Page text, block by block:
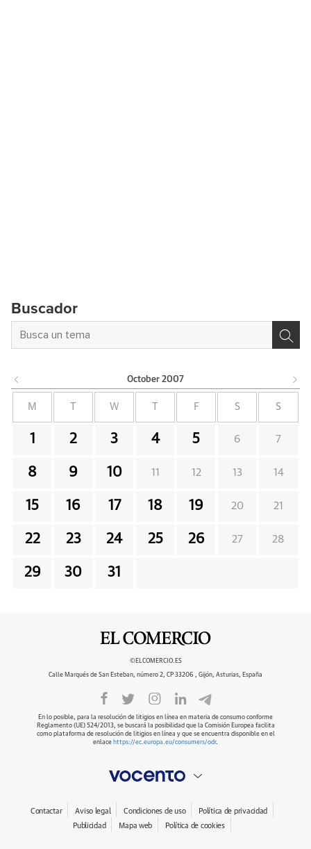
Buscador
October 2007
M W F S S
1 2 3 4 5 6 7
8 9 10 11 12 13 14
15 16 17 18 19 20 21
22 23 24 25 26 27 28
29 30 31
©ELCOMERCIO.ES
Calle Marqués de San Esteban, número 2, CP 33206 , Gijón, Asturias, España
En lo posible, para la resolución de litigios en línea en materia de consumo conforme
Reglamento (UE) 524/2013, se buscará la posibilidad que la Comisión Europea facilita
como plataforma de resolución de litigios en línea y que se encuentra disponible en el
enlace https://ec.europa.eu/consumers/odr.
Contactar Aviso legal Condiciones de uso
Política de privacidad
Publicidad
Mapa web Política de cookies